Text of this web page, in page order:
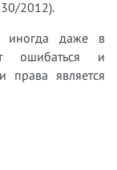
2012).
иногда даже в
ошибаться и
права является